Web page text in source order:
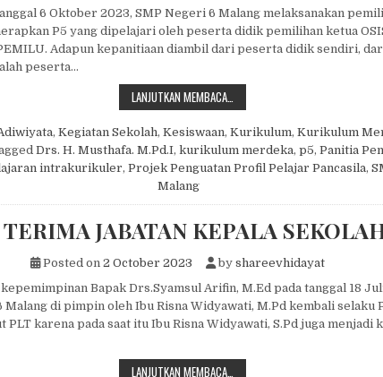
6 Oktober 2023, SMP Negeri 6 Malang melaksanakan
P5 yang dipelajari oleh peserta didik pemilihan ketua
Adapun kepanitiaan diambil dari peserta didik sendiri,
peserta…
LANJUTKAN MEMBACA…
, Kegiatan Sekolah, Kesiswaan, Kurikulum, Kurikulum
Drs. H. Musthafa. M.Pd.I, kurikulum merdeka, p5, Panitia
intrakurikuler, Projek Penguatan Profil Pelajar Pancasila,
Malang
JABATAN KEPALA
Posted on 2 October 2023 by shareevhidayat
Bapak Drs.Syamsul Arifin, M.Ed pada tanggal 18
Malang di pimpin oleh Ibu Risna Widyawati, M.Pd kembali selaku
PLT karena pada saat itu Ibu Risna Widyawati, S.Pd juga menjadi
LANJUTKAN MEMBACA…